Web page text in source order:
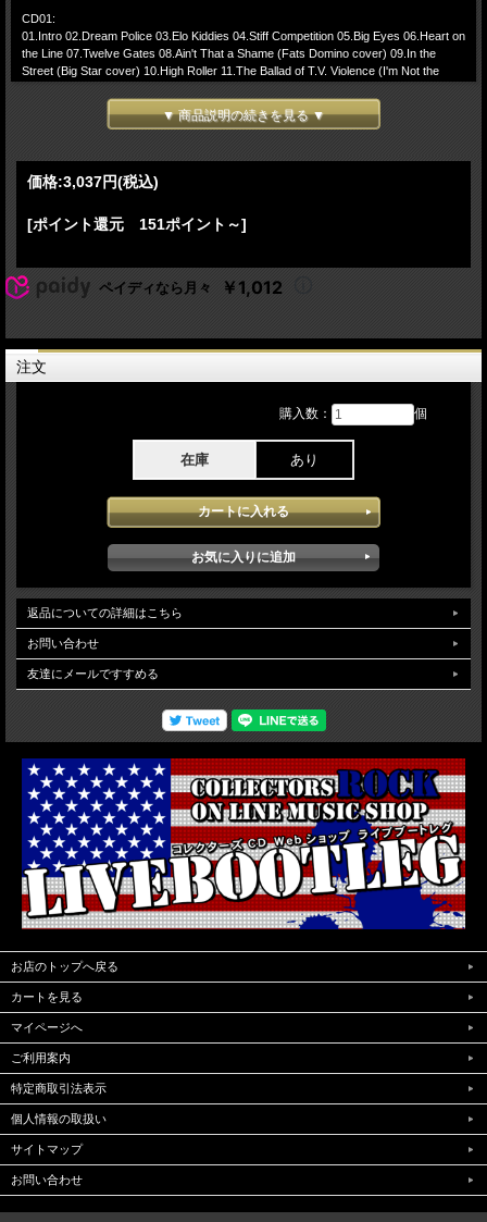
CD01:
01.Intro 02.Dream Police 03.Elo Kiddies 04.Stiff Competition 05.Big Eyes 06.Heart on
the Line 07.Twelve Gates 08.Ain't That a Shame (Fats Domino cover) 09.In the
Street (Big Star cover) 10.High Roller 11.The Ballad of T.V. Violence (I'm Not the
Want Me 16.Surrender > Encore Break > Encore Intro
CD02:
Hold Your Peace 07.Big Eyes 08.Southern Girls 09.Downed 10.Loser 11.Ain't That A
Shame 12.Please, Mrs. Henry (edit) 13.He's A Whore 14.Down On The Bay
Lineup:
Robin Zander
Rick Nielsen
Cheap Trick - All Washed Up Tour 2026 3月21日Premier Theater, Foxwoods,
況に終了させ、その後11月に新作アルバム「All Washed Up」をリリースし本アイ
テムに収録されたプロモーションを兼ねたツアーではメンバーのモチベーションの
アーがいつまで続くのはわかりませんがファン必須の姿が感じられるライブとなっ
ています。 新作からは「Twelve Gates」が評され他は往年のヒット曲で構成され
よりトロントでのライブが13曲SBDで収録されています。soundqualityはAud収録
となっており若干の距離感はあるものの当日の臨場感 ダイレクト感が感じられと
ても楽しめる収録となっています。
▼ 商品説明の続きを見る ▼
価格:3,037円(税込)
[ポイント還元 151ポイント～]
ペイディなら月々 ￥1,012
注文
購入数： 個
在庫 あり
返品についての詳細はこちら
お問い合わせ
友達にメールですすめる
お店のトップへ戻る
カートを見る
マイページへ
ご利用案内
特定商取引法表示
個人情報の取扱い
サイトマップ
お問い合わせ